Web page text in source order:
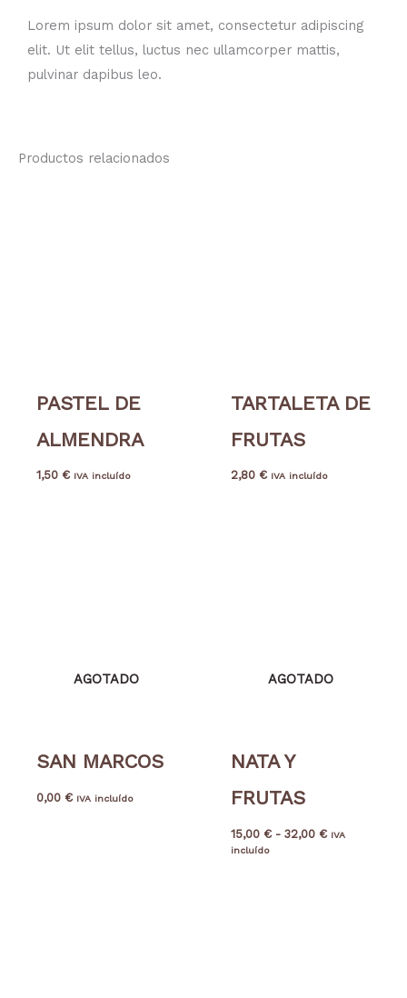
Lorem ipsum dolor sit amet, consectetur adipiscing
elit. Ut elit tellus, luctus nec ullamcorper mattis,
pulvinar dapibus leo.
Productos relacionados
PASTEL DE
ALMENDRA
1,50 € IVA incluído
TARTALETA DE
FRUTAS
2,80 € IVA incluído
AGOTADO
SAN MARCOS
0,00 € IVA incluído
AGOTADO
NATA Y
FRUTAS
15,00 € - 32,00 € IVA
incluído